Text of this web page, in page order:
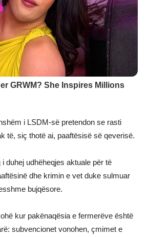
i LSDM-së pretendon se rasti
të, siç thotë ai, paaftësisë së qeverisë.
i duhej udhëheqjes aktuale për të
dhe krimin e vet duke sulmuar
bujqësore.
kur pakënaqësia e fermerëve është
subvencionet vonohen, çmimet e